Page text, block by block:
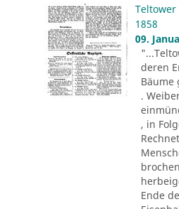
1858
09.
deren
Bäume
.
, in
Ende